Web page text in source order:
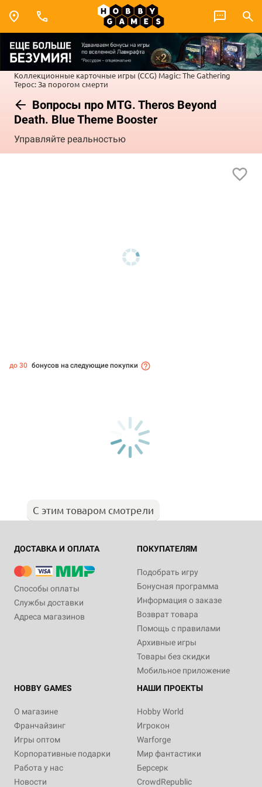
Коллекционные карточные игры (CCG) Magic: The Gathering
Терос: За порогом смерти
Вопросы про MTG. Theros Beyond
Death. Blue Theme Booster
Управляйте реальностью
до 30 бонусов на следующие покупки
С этим товаром смотрели
ДОСТАВКА И ОПЛАТА
Способы оплаты
Службы доставки
Адреса магазинов
ПОКУПАТЕЛЯМ
Подобрать игру
Бонусная программа
Информация о заказе
Возврат товара
Помощь с правилами
Архивные игры
Товары без скидки
Мобильное приложение
HOBBY GAMES
О магазине
Франчайзинг
Игры оптом
Корпоративные подарки
Работа у нас
Новости
НАШИ ПРОЕКТЫ
Hobby World
Игрокон
Warforge
Мир фантастики
Берсерк
CrowdRepublic